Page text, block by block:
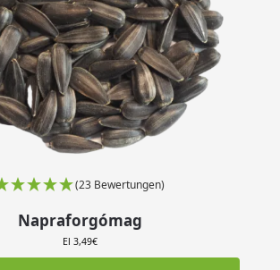
(23 Bewertungen)
Napraforgómag
El 3,49€